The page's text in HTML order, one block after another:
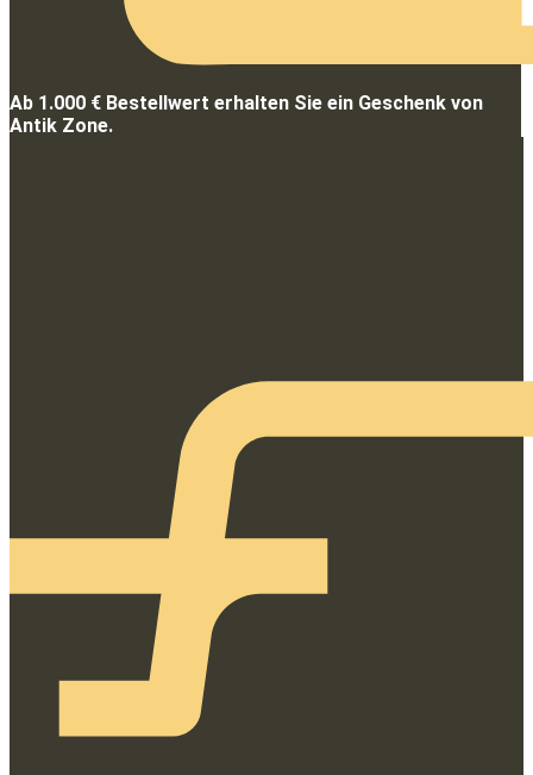
Ab 1.000 € Bestellwert erhalten Sie ein Geschenk von
Antik Zone.